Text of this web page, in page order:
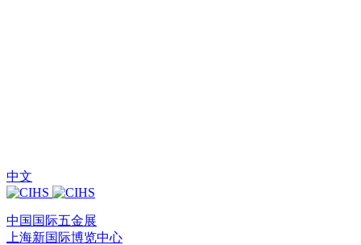
中文
中国国际五金展
上海新国际博览中心